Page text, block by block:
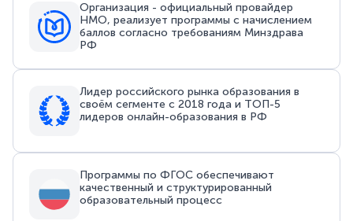
Организация - официальный провайдер
НМО, реализует программы с начислением
баллов согласно требованиям Минздрава
РФ
Лидер российского рынка образования в
своём сегменте с 2018 года и ТОП-5
лидеров онлайн-образования в РФ
Программы по ФГОС обеспечивают
качественный и структурированный
образовательный процесс